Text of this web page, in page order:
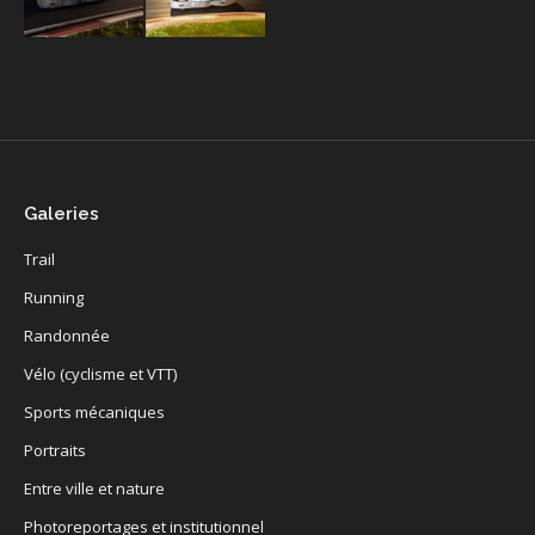
Galeries
Trail
Running
Randonnée
Vélo (cyclisme et VTT)
Sports mécaniques
Portraits
Entre ville et nature
Photoreportages et institutionnel